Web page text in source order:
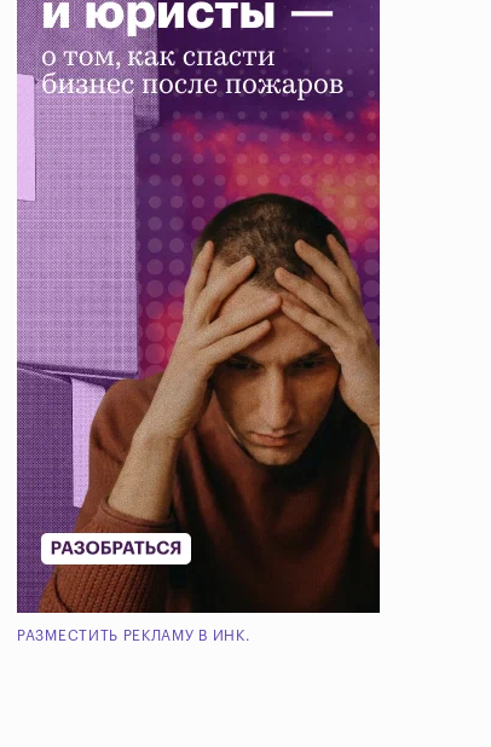
РАЗМЕСТИТЬ РЕКЛАМУ В ИНК.